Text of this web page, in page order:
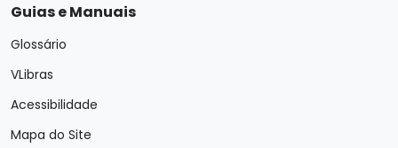
Guias e Manuais
Glossário
VLibras
Acessibilidade
Mapa do Site